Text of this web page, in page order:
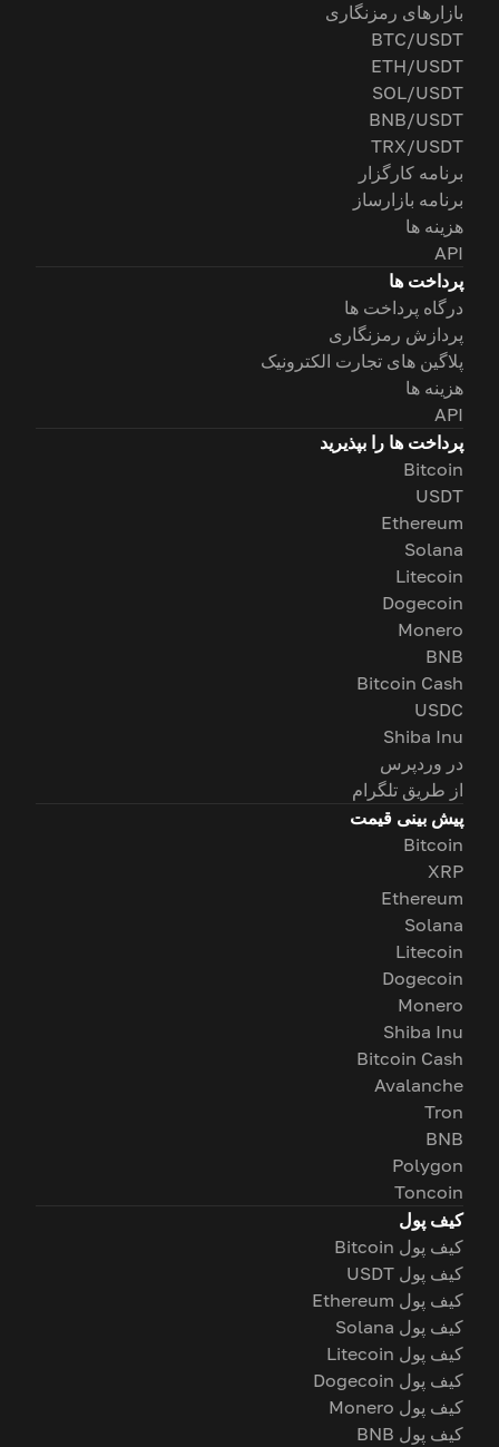
بازارهای رمزنگاری
BTC/USDT
ETH/USDT
SOL/USDT
BNB/USDT
TRX/USDT
برنامه کارگزار
برنامه بازارساز
هزینه ها
API
پرداخت ها
درگاه پرداخت ها
پردازش رمزنگاری
پلاگین های تجارت الکترونیک
هزینه ها
API
پرداخت ها را بپذیرید
Bitcoin
USDT
Ethereum
Solana
Litecoin
Dogecoin
Monero
BNB
Bitcoin Cash
USDC
Shiba Inu
در وردپرس
از طریق تلگرام
پیش بینی قیمت
Bitcoin
XRP
Ethereum
Solana
Litecoin
Dogecoin
Monero
Shiba Inu
Bitcoin Cash
Avalanche
Tron
BNB
Polygon
Toncoin
کیف پول
کیف پول Bitcoin
کیف پول USDT
کیف پول Ethereum
کیف پول Solana
کیف پول Litecoin
کیف پول Dogecoin
کیف پول Monero
کیف پول BNB